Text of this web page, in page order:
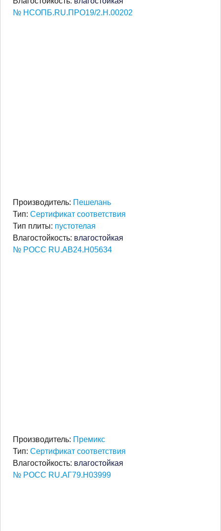
№ НСОПБ.RU.ПРО19/2.Н.00202
Производитель: Пешелань
Тип: Сертификат соответствия
Тип плиты: пустотелая
Влагостойкость: влагостойкая
№ РОСС RU.АВ24.Н05634
Производитель: Премикс
Тип: Сертификат соответствия
Влагостойкость: влагостойкая
№ РОСС RU.АГ79.Н03999